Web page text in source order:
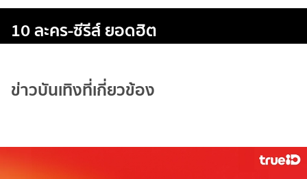
10 ละคร-ซีรีส์ ยอดฮิต
ข่าวบันเทิงที่เกี่ยวข้อง